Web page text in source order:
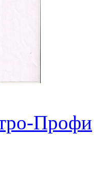
Профи